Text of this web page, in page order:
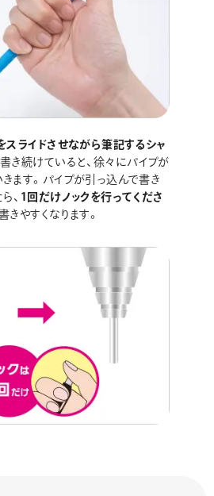
スライドさせながら筆記するシャ
き続けていると、徐々にパイプが
ます。パイプが引っ込んで書き
、 1回だけノックを行ってくださ
きやすくなります。